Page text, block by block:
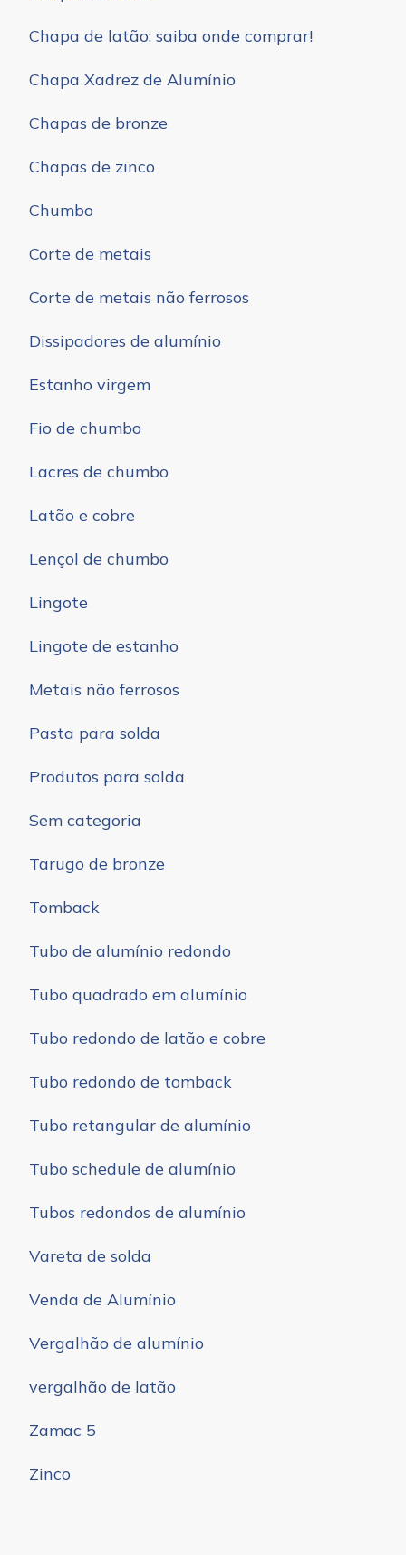
Chapa de latão: saiba onde comprar!
Chapa Xadrez de Alumínio
Chapas de bronze
Chapas de zinco
Chumbo
Corte de metais
Corte de metais não ferrosos
Dissipadores de alumínio
Estanho virgem
Fio de chumbo
Lacres de chumbo
Latão e cobre
Lençol de chumbo
Lingote
Lingote de estanho
Metais não ferrosos
Pasta para solda
Produtos para solda
Sem categoria
Tarugo de bronze
Tomback
Tubo de alumínio redondo
Tubo quadrado em alumínio
Tubo redondo de latão e cobre
Tubo redondo de tomback
Tubo retangular de alumínio
Tubo schedule de alumínio
Tubos redondos de alumínio
Vareta de solda
Venda de Alumínio
Vergalhão de alumínio
vergalhão de latão
Zamac 5
Zinco